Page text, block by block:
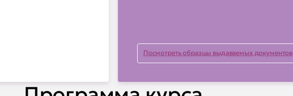
данных,
на
Посмотреть образцы выдаваемых документов